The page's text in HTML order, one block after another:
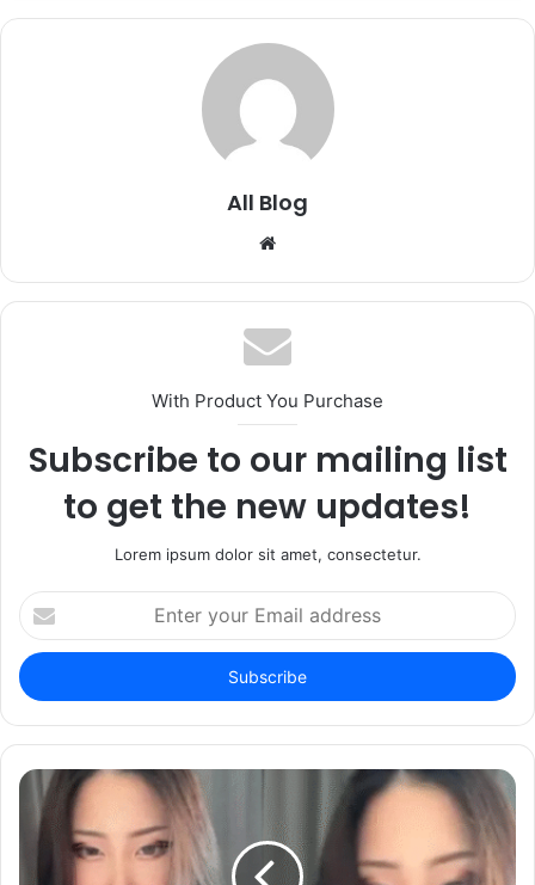
All Blog
Website
With Product You Purchase
Subscribe to our mailing list
to get the new updates!
Lorem ipsum dolor sit amet, consectetur.
Enter
your
Email
address